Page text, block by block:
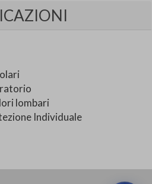
lombari
Individuale